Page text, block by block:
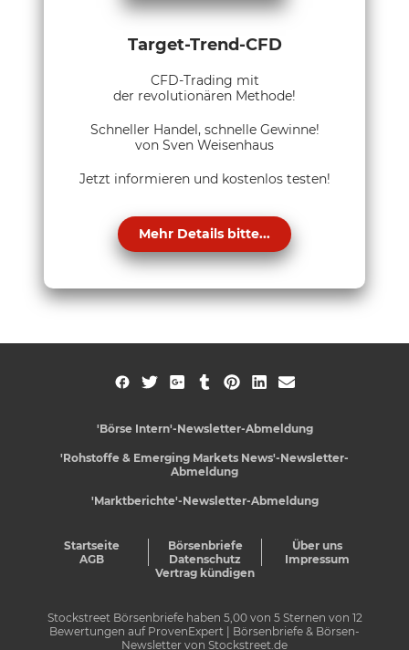
Target-Trend-CFD
CFD-Trading mit
der revolutionären Methode!
Schneller Handel, schnelle Gewinne!
von Sven Weisenhaus
Jetzt informieren und kostenlos testen!
Mehr Details bitte...
'Börse Intern'-Newsletter-Abmeldung
'Rohstoffe & Emerging Markets News'-Newsletter-
Abmeldung
'Marktberichte'-Newsletter-Abmeldung
Startseite Börsenbriefe
Über uns
AGB
Datenschutz
Impressum
Vertrag kündigen
Stockstreet Börsenbriefe haben 5,00von 5Sternen von 12
Bewertungen auf ProvenExpert
| Börsenbriefe & Börsen-
Newsletter von Stockstreet.de